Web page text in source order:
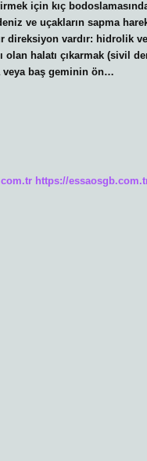
için kıç
ve uçakların sapma
vardır: hidrolik
halatı çıkarmak (sivil
veya baş geminin ön…
https://